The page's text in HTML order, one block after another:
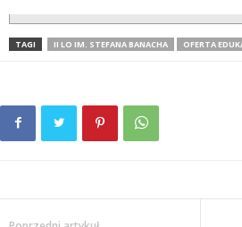
TAGI II LO IM. STEFANA BANACHA OFERTA